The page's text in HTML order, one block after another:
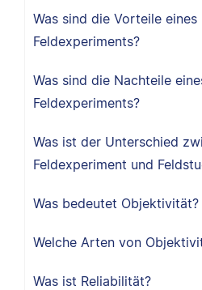
Was sind die Vorteile eines
Feldexperiments?
Was sind die Nachteile
Feldexperiments?
Was ist der Unterschied
Feldexperiment und
Was bedeutet Objektivität?
Welche Arten von
Was ist Reliabilität?